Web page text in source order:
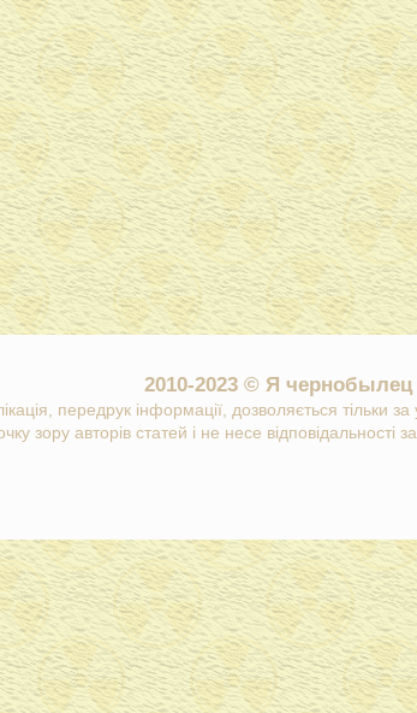
2010-2023 © Я чернобылец
передрук інформації, дозволяється тільки
зору авторів статей і не несе відповідальності